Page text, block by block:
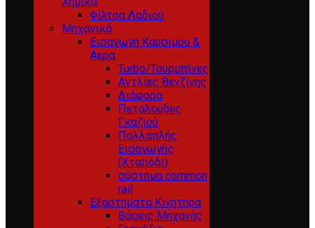
Φίλτρα Λαδιού
Μηχανικά
Εισαγωγη Καυσιμου &
Αερα
Turbo/Τουρμπίνες
Αντλίες Βενζίνης
Διάφορα
Πεταλούδες
Γκαζιού
Πολλαπλής
Εισαγωγής
(Χταπόδι)
σύστημα common
rail
Εξαρτηματα Κινητηρα
Βάσεις Μηχανής